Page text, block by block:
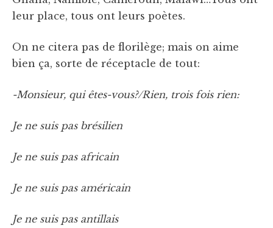
leur place, tous ont leurs poètes.
On ne citera pas de florilège; mais on aime
bien ça, sorte de réceptacle de tout:
-Monsieur, qui êtes-vous?/Rien, trois fois rien:
Je ne suis pas brésilien
Je ne suis pas africain
Je ne suis pas américain
Je ne suis pas antillais